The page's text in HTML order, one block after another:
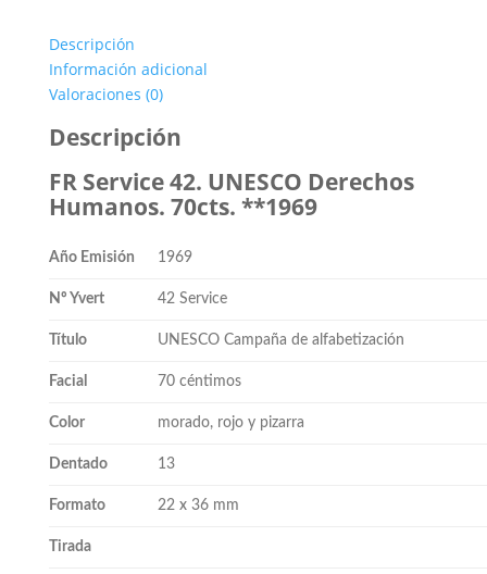
Humanos.
70cts.
**1969
cantidad
Descripción
Información adicional
Valoraciones (0)
Descripción
FR Service 42. UNESCO Derechos
Humanos. 70cts. **1969
Año Emisión 1969
Nº Yvert 42 Service
Título UNESCO Campaña de alfabetización
Facial 70 céntimos
Color morado, rojo y pizarra
Dentado 13
Formato 22 x 36 mm
Tirada